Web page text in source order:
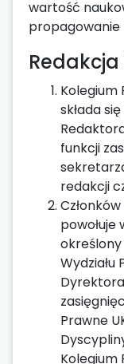
wartość
propagowanie
Kolegium
składa
funkcji
redakcji
powołuje
Wydziału
Prawne
Kolegium